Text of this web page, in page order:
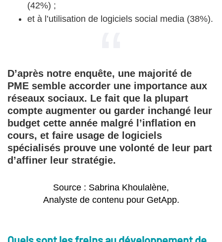
(42%) ;
et à l’utilisation de logiciels social media (38%).
D’après notre enquête, une majorité de
PME semble accorder une importance aux
réseaux sociaux. Le fait que la plupart
compte augmenter ou garder inchangé leur
budget cette année malgré l’inflation en
cours, et faire usage de logiciels
spécialisés prouve une volonté de leur part
d’affiner leur stratégie.
Source : Sabrina Khoulalène,
Analyste de contenu pour GetApp.